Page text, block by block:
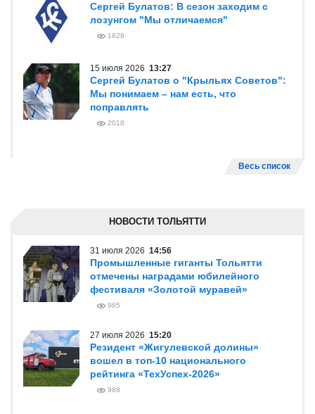
Сергей Булатов: В сезон заходим с
лозунгом "Мы отличаемся"
1828
15 июля 2026 13:27
Сергей Булатов о "Крыльях Советов":
Мы понимаем – нам есть, что
поправлять
2018
Весь список
НОВОСТИ ТОЛЬЯТТИ
31 июля 2026 14:56
Промышленные гиганты Тольятти
отмечены наградами юбилейного
фестиваля «Золотой муравей»
985
27 июля 2026 15:20
Резидент «Жигулевской долины»
вошел в топ-10 национального
рейтинга «ТехУспех-2026»
988